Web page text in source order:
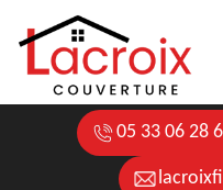
05 33 06 28